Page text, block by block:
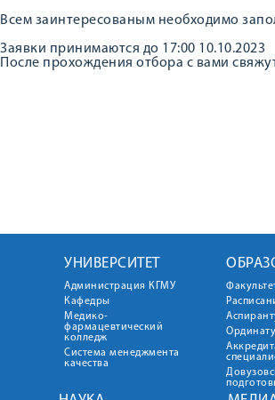
Всем заинтересованым необходимо
Заявки принимаются до 17:00 10.10.2023
После прохождения отбора с вами
УНИВЕРСИТЕТ
Администрация КГМУ
Кафедры
Медико-
фармацевтический
колледж
Система менеджмента
качества